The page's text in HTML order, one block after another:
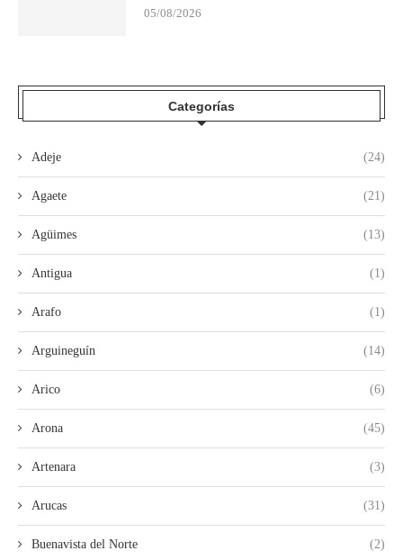
05/08/2026
Categorías
Adeje (24)
Agaete (21)
Agüimes (13)
Antigua (1)
Arafo (1)
Arguineguín (14)
Arico (6)
Arona (45)
Artenara (3)
Arucas (31)
Buenavista del Norte (2)